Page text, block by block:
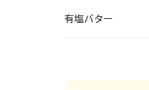
有塩バター